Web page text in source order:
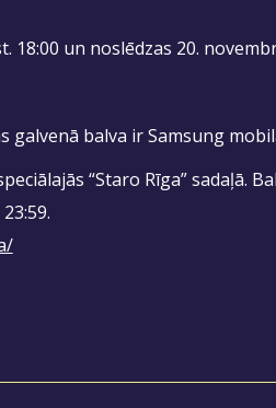
18:00 un noslēdzas 20.
galvenā balva ir Samsung
“Staro Rīga” sadaļā.